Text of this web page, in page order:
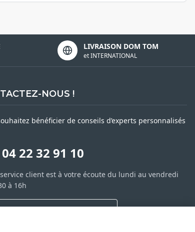
LIVRAISON DOM TOM
et INTERNATIONAL
NOUS !
bénéficier de conseils d’experts personnalisés
22 32 91 10
client est à votre écoute du lundi au vendredi
à 16h
CONTACTER PAR MESSAGE